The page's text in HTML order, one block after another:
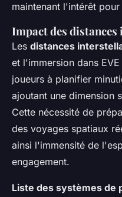
maintenant l'intérêt pour
Impact des
Les distances
et l'immersion dans
joueurs à planifier
ajoutant une dimension
Cette nécessité de
des voyages spatiaux
ainsi l'immensité de
engagement.
Liste des systèmes de